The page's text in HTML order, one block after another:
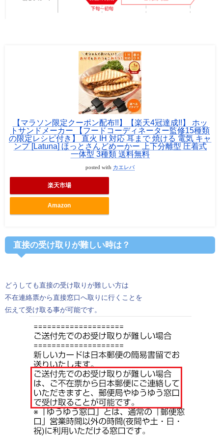
【マラソン限定クーポン配布!!】【楽天4冠達成!!】 ホッ
トサンドメーカー 【フードコーディネーター監修15種類
の限定レシピ付き】 直火 IH 対応 耳まで 焼ける 電気 キャ
ンプ [Latuna] ほっとさんどめーかー 上下分離型 圧着式
一体型 3種類 送料無料
posted with カエレバ
楽天市場
Amazon
直接の受け取りが難しい時は？
どうしても直接の受け取りが難しい方は
不在連絡票から直接窓口へ取りに行くことを
伝えて受け取る事が可能です。